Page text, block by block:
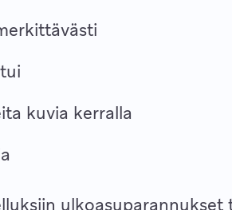
kuvia kerralla
ulkoasuparannukset